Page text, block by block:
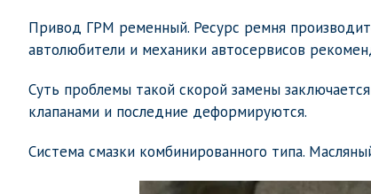
Привод ГРМ ременный. Ресурс ремня
автолюбители и механики автосервисов
Суть проблемы такой скорой замены
клапанами и последние деформируются.
Система смазки комбинированного типа.